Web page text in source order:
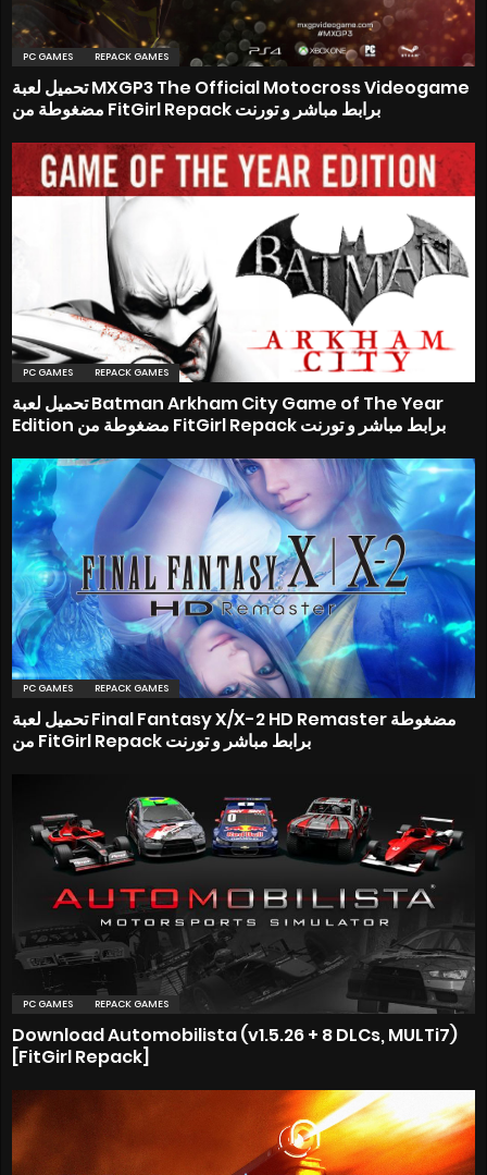
PC GAMES REPACK GAMES
تحميل لعبة MXGP3 The Official Motocross Videogame
مضغوطة من FitGirl Repack برابط مباشر و تورنت
PC GAMES REPACK GAMES
تحميل لعبة Batman Arkham City Game of The Year
Edition مضغوطة من FitGirl Repack برابط مباشر و تورنت
PC GAMES REPACK GAMES
تحميل لعبة Final Fantasy X/X-2 HD Remaster مضغوطة
من FitGirl Repack برابط مباشر و تورنت
PC GAMES REPACK GAMES
Download Automobilista (v1.5.26 + 8 DLCs, MULTi7)
[FitGirl Repack]